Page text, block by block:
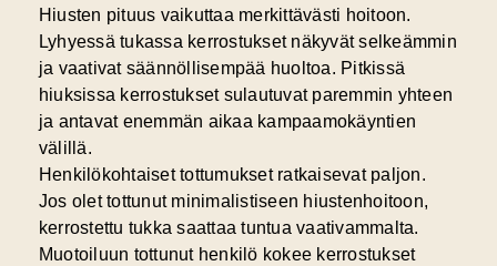
Hiusten pituus vaikuttaa merkittävästi hoitoon.
Lyhyessä tukassa kerrostukset näkyvät selkeämmin
ja vaativat säännöllisempää huoltoa. Pitkissä
hiuksissa kerrostukset sulautuvat paremmin yhteen
ja antavat enemmän aikaa kampaamokäyntien
välillä.
Henkilökohtaiset tottumukset ratkaisevat paljon.
Jos olet tottunut minimalistiseen hiustenhoitoon,
kerrostettu tukka saattaa tuntua vaativammalta.
Muotoiluun tottunut henkilö kokee kerrostukset